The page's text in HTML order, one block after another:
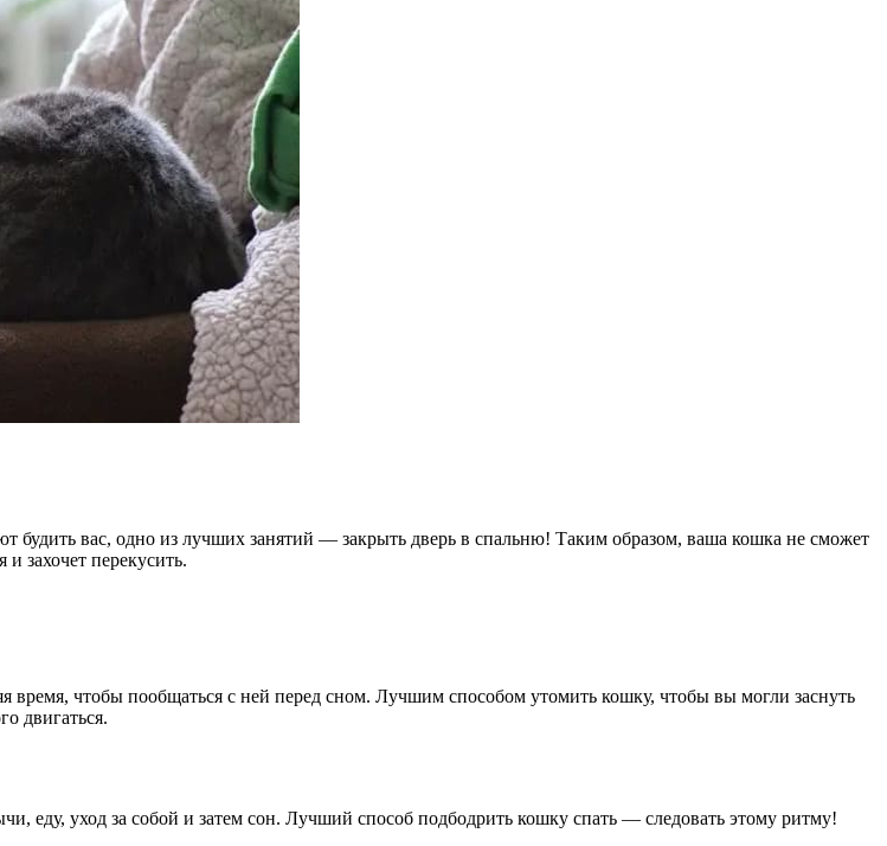
вас, одно из лучших занятий — закрыть дверь в спальню! Таким образом, ваша кошка не сможет
захочет перекусить.
время, чтобы пообщаться с ней перед сном. Лучшим способом утомить кошку, чтобы вы могли заснуть
двигаться.
еду, уход за собой и затем сон. Лучший способ подбодрить кошку спать — следовать этому ритму!